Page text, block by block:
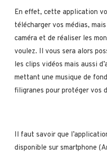
En effet, cette application
télécharger vos médias,
caméra et de réaliser les
voulez. Il vous sera alors
les clips vidéos mais aussi
mettant une musique de
filigranes pour protéger vos
Il faut savoir que
disponible sur smartphone